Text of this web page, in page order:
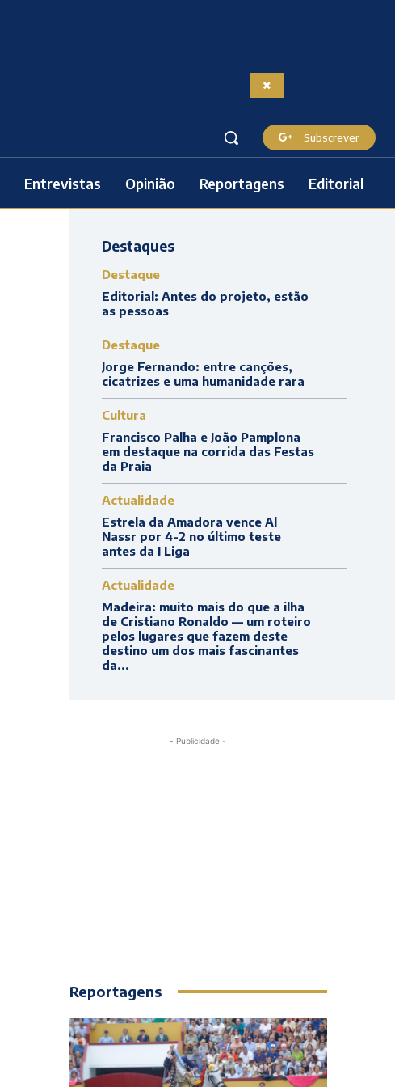
Subscrever
Entrevistas Opinião Reportagens Editorial
Destaques
Destaque
Editorial: Antes do projeto, estão
as pessoas
Destaque
Jorge Fernando: entre canções,
cicatrizes e uma humanidade rara
Cultura
Francisco Palha e João Pamplona
em destaque na corrida das Festas
da Praia
Actualidade
Estrela da Amadora vence Al
Nassr por 4-2 no último teste
antes da I Liga
Actualidade
Madeira: muito mais do que a ilha
de Cristiano Ronaldo — um roteiro
pelos lugares que fazem deste
destino um dos mais fascinantes
da...
- Publicidade -
Reportagens